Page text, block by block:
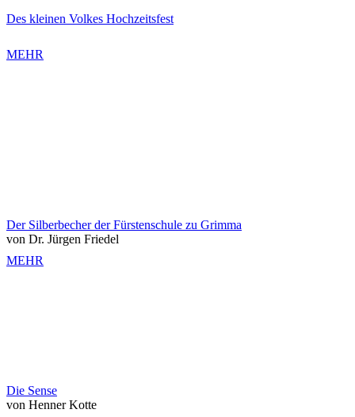
Des kleinen Volkes Hochzeitsfest
MEHR
Der Silberbecher der Fürstenschule zu Grimma
von Dr. Jürgen Friedel
MEHR
Die Sense
von Henner Kotte